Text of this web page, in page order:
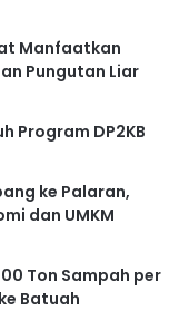
Manfaatkan
Pungutan Liar
Program DP2KB
ke Palaran,
dan UMKM
Ton Sampah per
Batuah